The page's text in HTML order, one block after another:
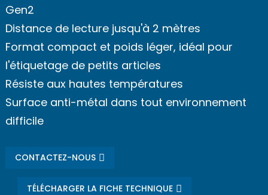
Gen2
Distance de lecture jusqu'à 2 mètres
Format compact et poids léger, idéal pour
l'étiquetage de petits articles
Résiste aux hautes températures
Surface anti-métal dans tout environnement
difficile
CONTACTEZ-NOUS
TÉLÉCHARGER LA FICHE TECHNIQUE